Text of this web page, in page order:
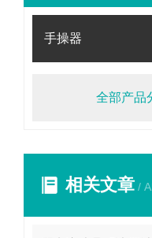
手操器
全部产品
相关文章 /